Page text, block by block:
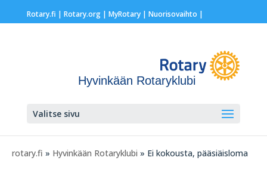
Rotary.fi | Rotary.org| MyRotary | Nuorisovaihto |
Hyvinkään Rotaryklubi
Valitse sivu
rotary.fi » Hyvinkään Rotaryklubi » Ei kokousta, pääsiäisloma